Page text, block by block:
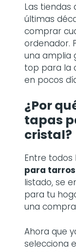
Las tiendas
últimas
comprar
ordenador.
una amplia
top para la
en pocos
¿Por
tapas
cristal?
Entre
para
listado, se
para tu
una
Ahora que
selecciona